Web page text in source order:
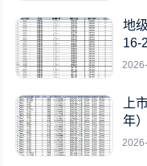
地
16-
上
年）